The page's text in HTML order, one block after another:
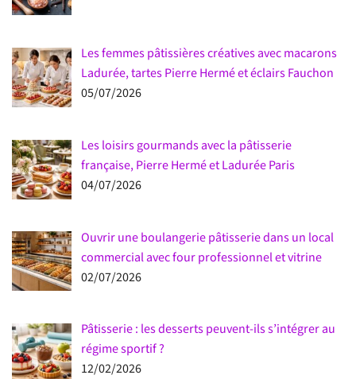
Les femmes pâtissières créatives avec macarons
Ladurée, tartes Pierre Hermé et éclairs Fauchon
05/07/2026
Les loisirs gourmands avec la pâtisserie
française, Pierre Hermé et Ladurée Paris
04/07/2026
Ouvrir une boulangerie pâtisserie dans un local
commercial avec four professionnel et vitrine
02/07/2026
Pâtisserie : les desserts peuvent-ils s’intégrer au
régime sportif ?
12/02/2026